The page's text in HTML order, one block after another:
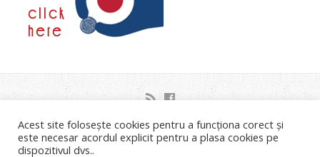
Strada Orsova nr.2C Timisoara
Liviu Neagoe: 0721.453.035 Email: info@bisericastanca.ro
Acest site folosește cookies pentru a funcționa corect și
este necesar acordul explicit pentru a plasa cookies pe
dispozitivul dvs..